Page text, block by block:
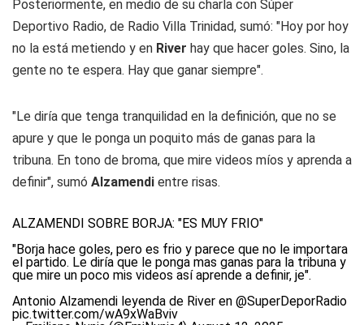
Posteriormente, en medio de su charla con Súper
Deportivo Radio, de Radio Villa Trinidad, sumó: "Hoy por hoy
no la está metiendo y en River hay que hacer goles. Sino, la
gente no te espera. Hay que ganar siempre".
"Le diría que tenga tranquilidad en la definición, que no se
apure y que le ponga un poquito más de ganas para la
tribuna. En tono de broma, que mire videos míos y aprenda a
definir", sumó Alzamendi entre risas.
ALZAMENDI SOBRE BORJA: "ES MUY FRIO"
"Borja hace goles, pero es frio y parece que no le importara
el partido. Le diría que le ponga mas ganas para la tribuna y
que mire un poco mis videos así aprende a definir, je".
Antonio Alzamendi leyenda de River en @SuperDeporRadio
pic.twitter.com/wA9xWaBviv